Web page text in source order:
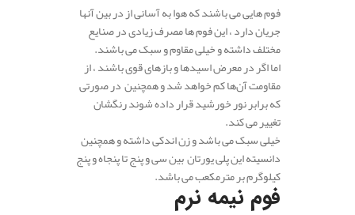
فوم هایی می باشند که هوا به آسانی از در بین آنها
جریان دارد ، این فوم ها مصرف زیادی در صنایع
مختلف داشته و خیلی مقاوم و سبک می باشند.
اما اگر در معرض اسیدها و بازهای قوی باشند ، از
مقاومت آن‌ها کم خواهد شد و همچنین در صورتی
که برابر نور خورشید قرار داده شوند رنگشان
تغییر می کند.
خیلی سبک می باشد و زن اندکی داشته و همچنین
دانسیته این پلی یورتان بین سی و پنج تا پنجاه و پنج
کیلوگرم بر مترمکعب می باشد.
فوم نیمه نرم